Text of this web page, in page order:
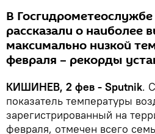
В
рассказали о наиболее
максимально низкой
февраля – рекорды
КИШИНЕВ, 2 фев - Sputnik.
показатель температуры
зарегистрированный на
февраля, отмечен всего